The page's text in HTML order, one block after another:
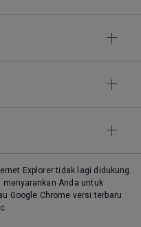
Explorer tidak lagi didukung.
Anda untuk
Google Chrome versi terbaru